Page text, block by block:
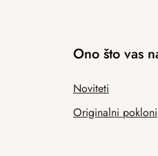
Ono što vas
Noviteti
Originalni pokloni